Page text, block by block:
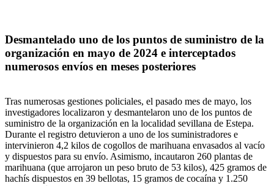
Desmantelado uno de los puntos de suministro de la
organización en mayo de 2024 e interceptados
numerosos envíos en meses posteriores
Tras numerosas gestiones policiales, el pasado mes de mayo, los
investigadores localizaron y desmantelaron uno de los puntos de
suministro de la organización en la localidad sevillana de Estepa.
Durante el registro detuvieron a uno de los suministradores e
intervinieron 4,2 kilos de cogollos de marihuana envasados al vacío
y dispuestos para su envío. Asimismo, incautaron 260 plantas de
marihuana (que arrojaron un peso bruto de 53 kilos), 425 gramos de
hachís dispuestos en 39 bellotas, 15 gramos de cocaína y 1.250